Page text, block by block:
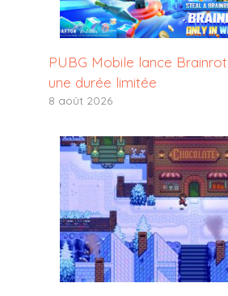
PUBG Mobile lance
une durée limitée
8 août 2026